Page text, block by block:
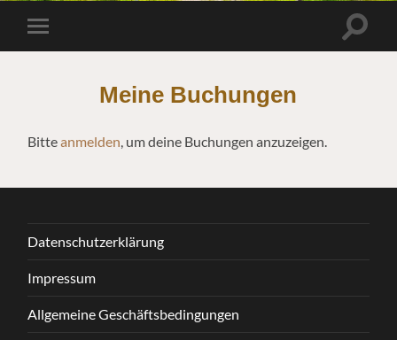
Menü
Meine Buchungen
Bitteanmelden, um deine Buchungen anzuzeigen.
Datenschutzerklärung
Impressum
Allgemeine Geschäftsbedingungen